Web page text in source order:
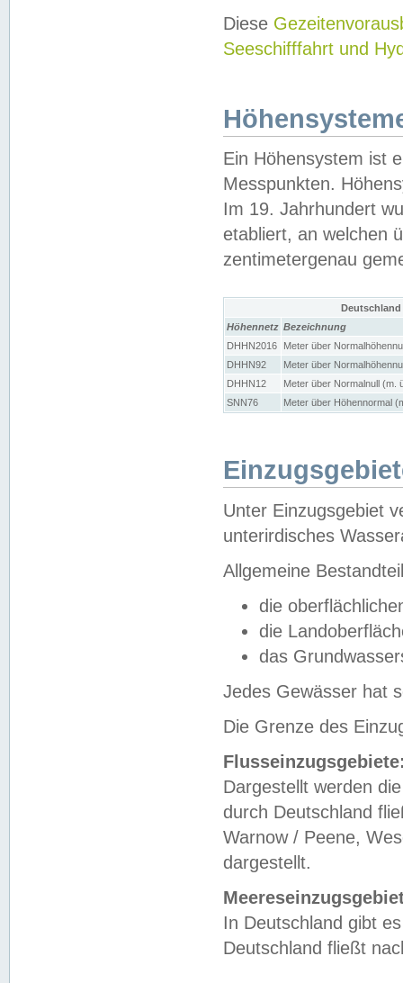
Diese
Seeschifffahrt und
Ein Höhensystem ist
Messpunkten.
Im 19. Jahrhundert
etabliert, an welchen
zentimetergenau
Höhennetz Bezeichnung
DHHN2016
Meter über
DHHN92
Meter über
DHHN12
Meter über Normalnull (m.
SNN76
Meter über Höhennormal
Unter Einzugsgebiet
unterirdisches
Allgemeine
die
die
das
Jedes Gewässer hat
Die Grenze des
Dargestellt werden
durch Deutschland
Warnow / Peene,
dargestellt.
In Deutschland gibt
Deutschland fließt